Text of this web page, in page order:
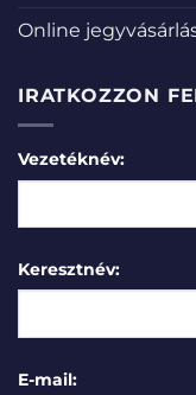
Online
IRATKOZZON
Vezetéknév:
Keresztnév:
E-mail: